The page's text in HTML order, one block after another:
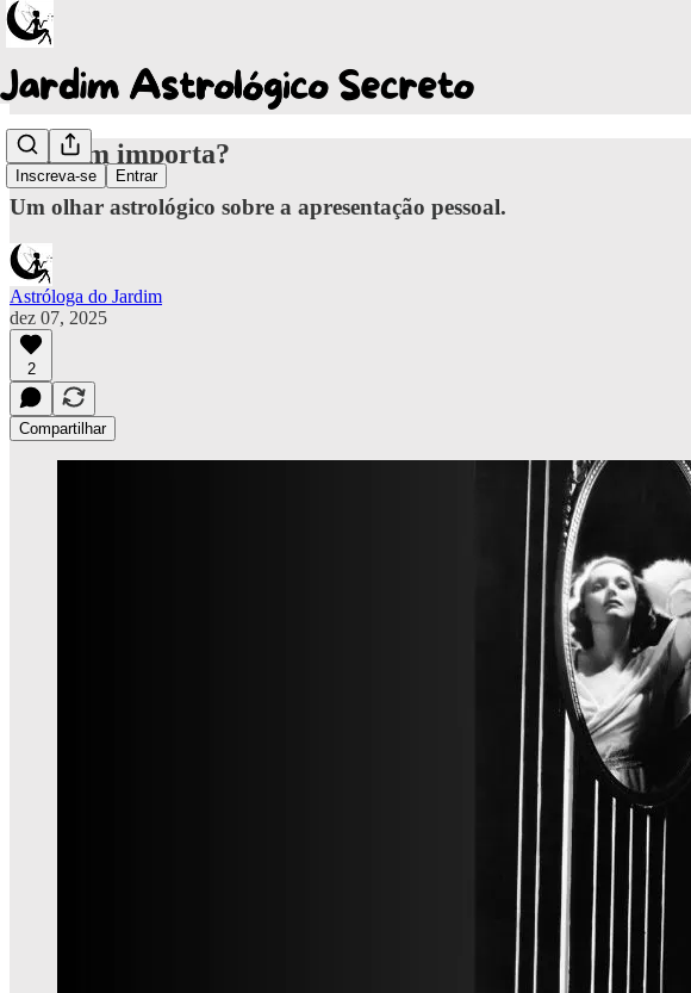
Inscreva-se Entrar
Imagem importa?
Um olhar astrológico sobre a apresentação pessoal.
Astróloga do Jardim
dez 07, 2025
2
Compartilhar